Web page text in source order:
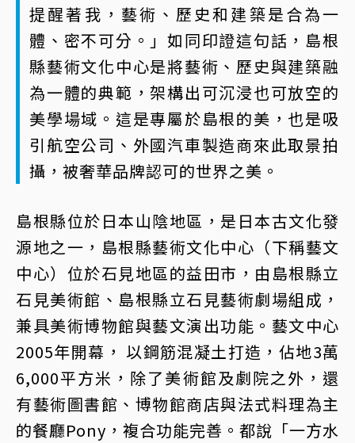
提醒著我，藝術、歷史和建築是合為一
體、密不可分。」如同印證這句話，島根
縣藝術文化中心是將藝術、歷史與建築融
為一體的典範，架構出可沉浸也可放空的
美學場域。這是專屬於島根的美，也是吸
引航空公司、外國汽車製造商來此取景拍
攝，被奢華品牌認可的世界之美。
島根縣位於日本山陰地區，是日本古文化發
源地之一，島根縣藝術文化中心（下稱藝文
中心）位於石見地區的益田市，由島根縣立
石見美術館、島根縣立石見藝術劇場組成，
兼具美術博物館與藝文演出功能。藝文中心
2005年開幕， 以鋼筋混凝土打造，佔地3萬
6,000平方米，除了美術館及劇院之外，還
有藝術圖書館、博物館商店與法式料理為主
的餐廳Pony，複合功能完善。都說「一方水